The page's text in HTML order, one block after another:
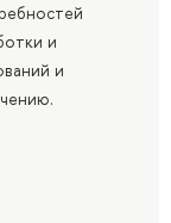
и
и